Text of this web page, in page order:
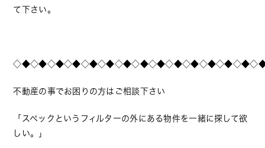
て下さい。
不動産の事でお困りの方はご相談下さい
「スペックというフィルターの外にある物件を一緒に探して欲
しい。」